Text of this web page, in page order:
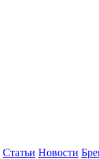
Статьи Новости